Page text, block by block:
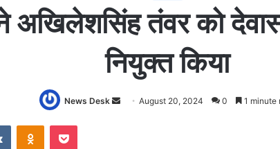
अखिलेशसिंह तंवर को देवास
नियुक्त किया
News Desk
SendAugust 20, 2024 0 1 minute
VKontakteOdnoklassniki
Pocket